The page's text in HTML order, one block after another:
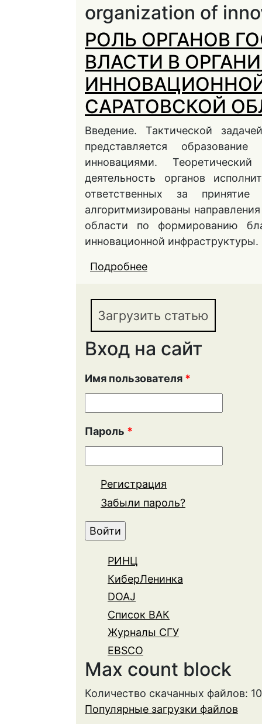
organization of
РОЛЬ ОРГАНОВ
ВЛАСТИ В
САРАТОВСКОЙ
Введение. Тактической
представляется
инновациями.
деятельность органов
ответственных за
алгоритмизированы
области по формированию
инновационной
Подробнее
Загрузить статью
Вход на сайт
Имя пользователя *
Пароль *
Регистрация
Забыли пароль?
РИНЦ
КиберЛенинка
DOAJ
Список ВАК
Журналы СГУ
EBSCO
Max count block
Количество скачанных файлов:
Популярные загрузки файлов